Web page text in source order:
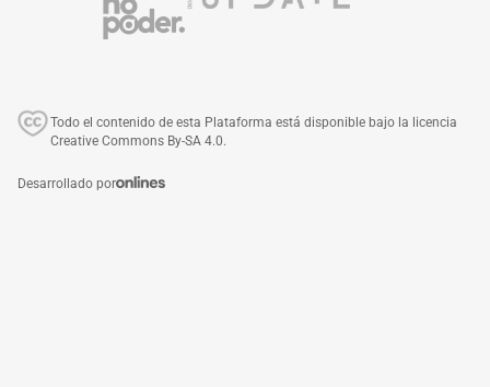
Todo el contenido de esta Plataforma está disponible bajo la licencia
Creative Commons By-SA 4.0.
Desarrollado por